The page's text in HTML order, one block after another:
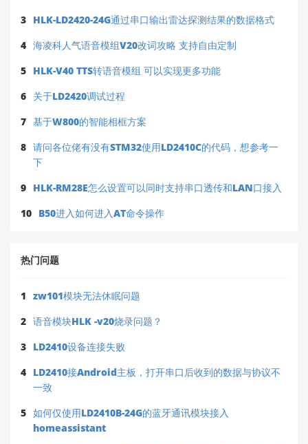
3 HLK-LD2420-24G通过串口输出雷达探测结果的数据格式
4 海凌科人气语音模组V20改词攻略 支持自由定制
5 HLK-V40 TTS转语音模组 可以实现更多功能
6 关于LD2420调试过程
7 基于W800的智能相框方案
8 请问各位佬有没有STM32使用LD2410C的代码，想参考一
下
9 HLK-RM28E怎么设置可以同时支持串口透传和LAN口接入
10 B50进入如何进入AT命令操作
热门问题
1 zw101模块无法休眠问题
2 语音模块HLK -v20烧录问题？
3 LD2410设备连接失败
4 LD2410接Android主板，打开串口后收到的数据与协议不
一致
5 如何仅使用LD2410B-24G的蓝牙通讯模块接入
homeassistant